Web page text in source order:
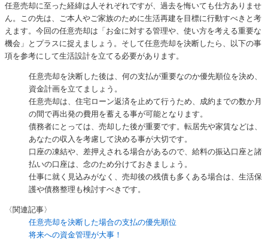
任意売却に至った経緯は人それぞれですが、過去を悔いても仕方ありませ
ん。この先は、ご本人やご家族のために生活再建を目標に行動すべきと考
えます。今回の任意売却は「お金に対する管理や、使い方を考える重要な
機会」とプラスに捉えましょう。そして任意売却を決断したら、以下の事
項を参考にして生活設計を立てる必要があります。
任意売却を決断した後は、何の支払が重要なのか優先順位を決め、
資金計画を立てましょう。
任意売却は、住宅ローン返済を止めて行うため、成約までの数か月
の間で再出発の費用を蓄える事が可能となります。
債務者にとっては、売却した後が重要です。転居先や家賃などは、
あなたの収入を考慮して決める事が大切です。
口座の凍結や、差押えされる場合があるので、給料の振込口座と諸
払いの口座は、念のため分けておきましょう。
仕事に就く見込みがなく、売却後の残債も多くある場合は、生活保
護や債務整理も検討すべきです。
〈関連記事〉
任意売却を決断した場合の支払の優先順位
将来への資金管理が大事！